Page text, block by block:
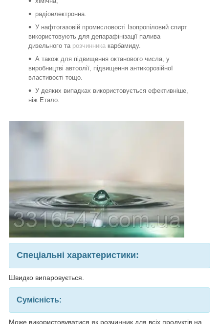
радіоелектронна.
У нафтогазовій промисловості Ізопропіловий спирт
використовують для депарафінізації палива
дизельного та розчинника карбамиду.
А також для підвищення октанового числа, у
виробництві автоолії, підвищення антикорозійної
властивості тощо.
У деяких випадках використовується ефективніше,
ніж Етало.
Спеціальні характеристики:
Швидко випаровується.
Сумісність:
Може використовуватися як розчинник для всіх продуктів на